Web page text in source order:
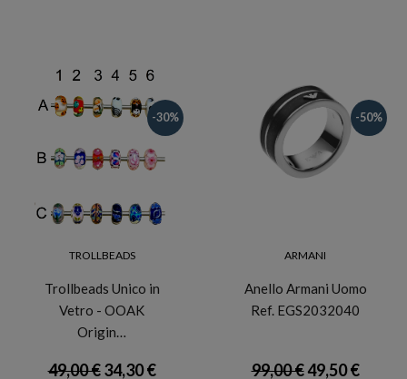
-30%
TROLLBEADS
Trollbeads Unico in
Vetro - OOAK
Origin…
49,00 €34,30 €
-50%
ARMANI
Anello Armani Uomo
Ref. EGS2032040
99,00 €49,50 €